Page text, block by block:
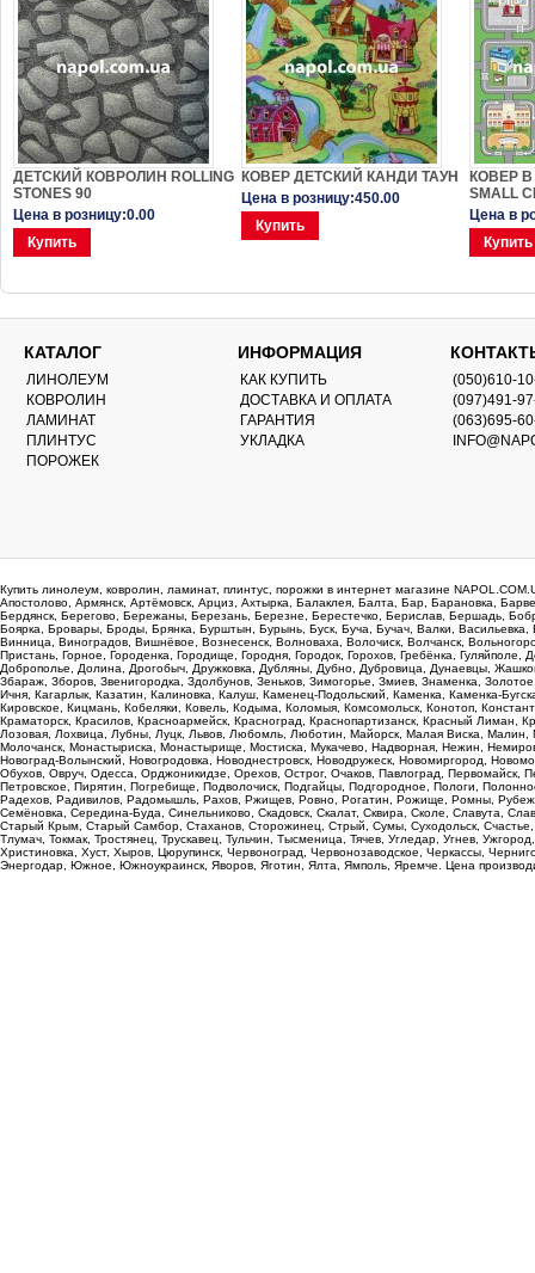
ДЕТСКИЙ КОВРОЛИН ROLLING
STONES 90
Цена в розницу:0.00
Купить
КОВЕР ДЕТСКИЙ КАНДИ ТАУН
Цена в розницу:450.00
Купить
КОВЕР
SMALL
Цена в
Купить
КАТАЛОГ
ЛИНОЛЕУМ
КОВРОЛИН
ЛАМИНАТ
ПЛИНТУС
ПОРОЖЕК
ИНФОРМАЦИЯ
КАК КУПИТЬ
ДОСТАВКА И ОПЛАТА
ГАРАНТИЯ
УКЛАДКА
(050)610-
(097)491-
(063)695-
Купить линолеум, ковролин, ламинат, плинтус, порожки в интернет магазине
Апостолово, Армянск, Артёмовск, Арциз, Ахтырка, Балаклея, Балта, Бар, Барановка,
Бердянск, Берегово, Бережаны, Березань, Березне, Берестечко, Берислав, Бершадь,
Боярка, Бровары, Броды, Брянка, Бурштын, Бурынь, Буск, Буча, Бучач, Валки,
Винница, Виноградов, Вишнёвое, Вознесенск, Волноваха, Волочиск, Волчанск,
Пристань, Горное, Городенка, Городище, Городня, Городок, Горохов, Гребёнка,
Доброполье, Долина, Дрогобыч, Дружковка, Дубляны, Дубно, Дубровица, Дунаевцы,
Збараж, Зборов, Звенигородка, Здолбунов, Зеньков, Зимогорье, Змиев, Знаменка,
Ичня, Кагарлык, Казатин, Калиновка, Калуш, Каменец-Подольский, Каменка, Каменка-
Кировское, Кицмань, Кобеляки, Ковель, Кодыма, Коломыя, Комсомольск, Конотоп,
Краматорск, Красилов, Красноармейск, Красноград, Краснопартизанск, Красный Лиман,
Лозовая, Лохвица, Лубны, Луцк, Львов, Любомль, Люботин, Майорск, Малая Виска,
Молочанск, Монастыриска, Монастырище, Мостиска, Мукачево, Надворная, Нежин,
Новоград-Волынский, Новогродовка, Новоднестровск, Новодружеск, Новомиргород,
Обухов, Овруч, Одесса, Орджоникидзе, Орехов, Острог, Очаков, Павлоград,
Петровское, Пирятин, Погребище, Подволочиск, Подгайцы, Подгородное, Пологи,
Радехов, Радивилов, Радомышль, Рахов, Ржищев, Ровно, Рогатин, Рожище, Ромны,
Семёновка, Середина-Буда, Синельниково, Скадовск, Скалат, Сквира, Сколе, Славута,
Старый Крым, Старый Самбор, Стаханов, Сторожинец, Стрый, Сумы, Суходольск, Счастье,
Тлумач, Токмак, Тростянец, Трускавец, Тульчин, Тысменица, Тячев, Угледар, Угнев,
Христиновка, Хуст, Хыров, Цюрупинск, Червоноград, Червонозаводское, Черкассы,
Энергодар, Южное, Южноукраинск, Яворов, Яготин, Ялта, Ямполь, Яремче. Цена